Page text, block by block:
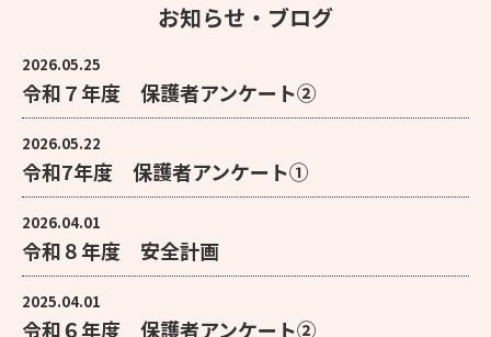
お知らせ・ブログ
2026.05.25
令和７年度 保護者アンケート②
2026.05.22
令和7年度 保護者アンケート①
2026.04.01
令和８年度 安全計画
2025.04.01
令和６年度 保護者アンケート②